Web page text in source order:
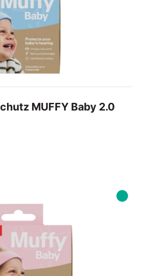
MUFFY Baby 2.0
Warenkorb